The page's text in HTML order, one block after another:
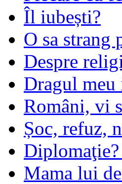
Îl iubești?
O sa strang
Despre
Dragul
Români, vi
Șoc, refuz,
Mama lui